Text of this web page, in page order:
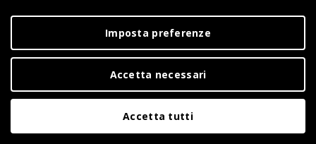
Pet Food
Prodotti Casa e Persona
Media
Imposta preferenze
Accetta necessari
Accetta tutti